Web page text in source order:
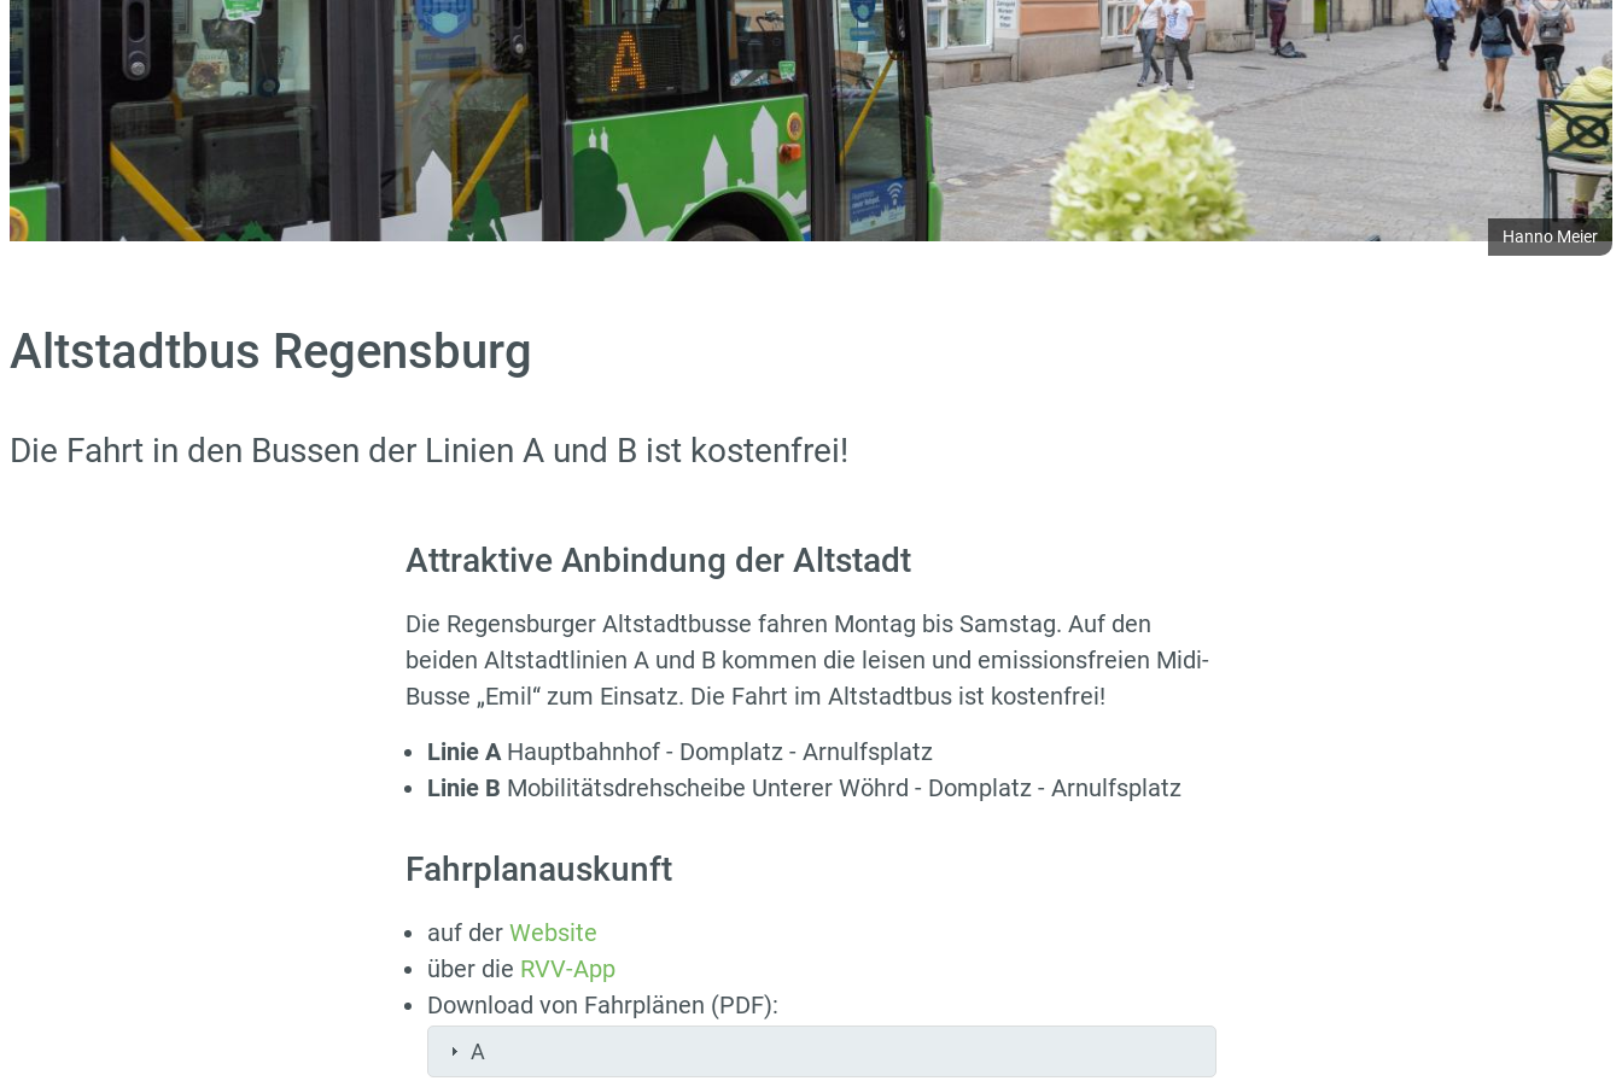
Hanno Meier
Altstadtbus Regensburg
Die Fahrt in den Bussen der Linien A und B ist kostenfrei!
Attraktive Anbindung der Altstadt
Die Regensburger Altstadtbusse fahren Montag bis Samstag. Auf den
beiden Altstadtlinien A und B kommen die leisen und emissionsfreien Midi-
Busse „Emil“ zum Einsatz. Die Fahrt im Altstadtbus ist kostenfrei!
Linie A Hauptbahnhof - Domplatz - Arnulfsplatz
Linie B Mobilitätsdrehscheibe Unterer Wöhrd - Domplatz - Arnulfsplatz
Fahrplanauskunft
auf der Website
über die RVV-App
Download von Fahrplänen (PDF):
A